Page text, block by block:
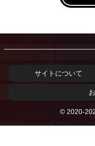
サイトについて
© 2020-